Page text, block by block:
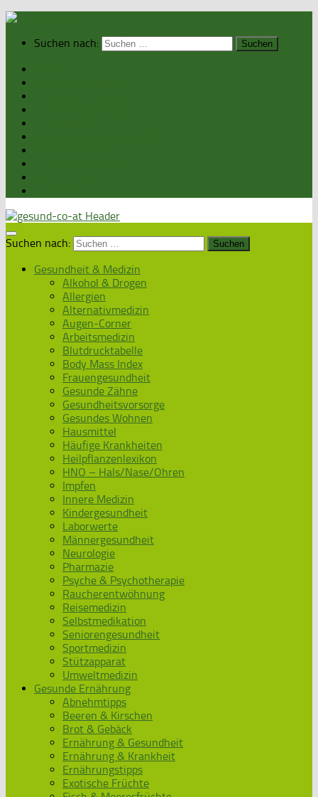
Suchen nach:
Suchen nach:
Gesundheit & Medizin
Alkohol & Drogen
Allergien
Alternativmedizin
Augen-Corner
Arbeitsmedizin
Blutdrucktabelle
Body Mass Index
Frauengesundheit
Gesunde Zähne
Gesundheitsvorsorge
Gesundes Wohnen
Hausmittel
Häufige Krankheiten
Heilpflanzenlexikon
HNO – Hals/Nase/Ohren
Impfen
Innere Medizin
Kindergesundheit
Laborwerte
Männergesundheit
Neurologie
Pharmazie
Psyche & Psychotherapie
Raucherentwöhnung
Reisemedizin
Selbstmedikation
Seniorengesundheit
Sportmedizin
Stützapparat
Umweltmedizin
Gesunde Ernährung
Abnehmtipps
Beeren & Kirschen
Brot & Gebäck
Ernährung & Gesundheit
Ernährung & Krankheit
Ernährungstipps
Exotische Früchte